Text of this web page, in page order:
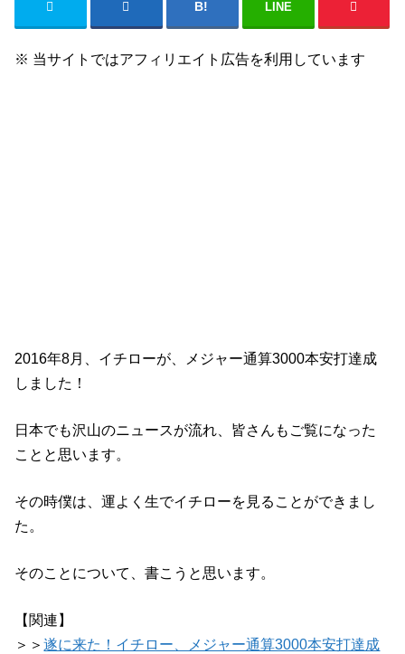
LINE
※ 当サイトではアフィリエイト広告を利用しています
2016年8月、イチローが、メジャー通算3000本安打達成
しました！
日本でも沢山のニュースが流れ、皆さんもご覧になった
ことと思います。
その時僕は、運よく生でイチローを見ることができまし
た。
そのことについて、書こうと思います。
【関連】
＞＞遂に来た！イチロー、メジャー通算3000本安打達成